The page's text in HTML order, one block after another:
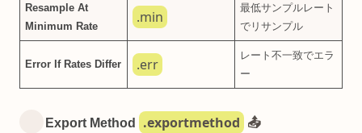
Resample At
Minimum Rate
.min
最低サンプルレート
でリサンプル
Error If Rates Differ .err
レート不一致でエラ
ー
Export Method .exportmethod 📤